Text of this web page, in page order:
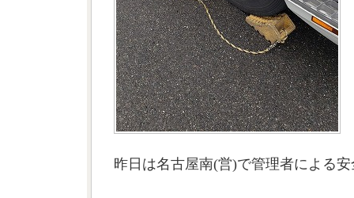
昨日は名古屋南(営)で管理者による